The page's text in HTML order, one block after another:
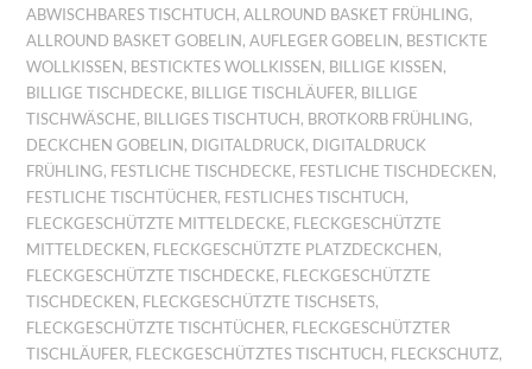
ABWISCHBARES TISCHTUCH ,ALLROUND BASKET FRÜHLING,
ALLROUND BASKET GOBELIN ,AUFLEGER GOBELIN , BESTICKTE
WOLLKISSEN , BESTICKTES WOLLKISSEN , BILLIGE KISSEN ,
BILLIGE TISCHDECKE, BILLIGE TISCHLÄUFER, BILLIGE
TISCHWÄSCHE, BILLIGES TISCHTUCH , BROTKORB FRÜHLING,
DECKCHEN GOBELIN , DIGITALDRUCK, DIGITALDRUCK
FRÜHLING, FESTLICHE TISCHDECKE, FESTLICHE TISCHDECKEN ,
FESTLICHE TISCHTÜCHER, FESTLICHES TISCHTUCH ,
FLECKGESCHÜTZTE MITTELDECKE, FLECKGESCHÜTZTE
MITTELDECKEN , FLECKGESCHÜTZTE PLATZDECKCHEN ,
FLECKGESCHÜTZTE TISCHDECKE, FLECKGESCHÜTZTE
TISCHDECKEN , FLECKGESCHÜTZTE TISCHSETS,
FLECKGESCHÜTZTE TISCHTÜCHER, FLECKGESCHÜTZTER
TISCHLÄUFER, FLECKGESCHÜTZTES TISCHTUCH , FLECKSCHUTZ,